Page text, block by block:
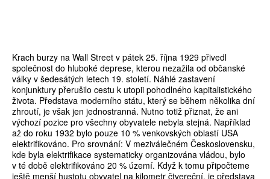
Krach burzy na Wall Street v pátek 25. října 1929 přivedl
společnost do hluboké deprese, kterou nezažila od občanské
války v šedesátých letech 19. století. Náhlé zastavení
konjunktury přerušilo cestu k utopii pohodlného kapitalistického
života. Představa moderního státu, který se během několika dní
zhroutí, je však jen jednostranná. Nutno totiž přiznat, že ani
výchozí pozice pro všechny obyvatele nebyla stejná. Například
až do roku 1932 bylo pouze 10 % venkovských oblastí USA
elektrifikováno. Pro srovnání: V meziválečném Československu,
kde byla elektrifikace systematicky organizována vládou, bylo
v té době elektrifikováno 20 % území. Když k tomu připočteme
ještě menší hustotu obyvatel na kilometr čtvereční, je představa